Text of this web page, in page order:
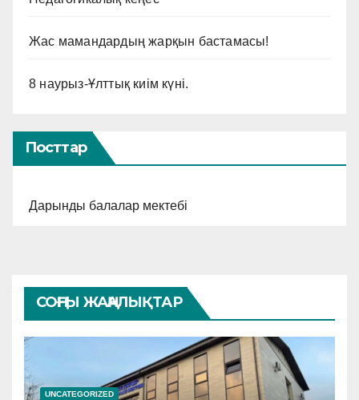
Жас мамандардың жарқын бастамасы!
8 наурыз-Ұлттық киім күні.
Посттар
Дарынды балалар мектебі
СОҢҒЫ ЖАҢАЛЫҚТАР
UNCATEGORIZED